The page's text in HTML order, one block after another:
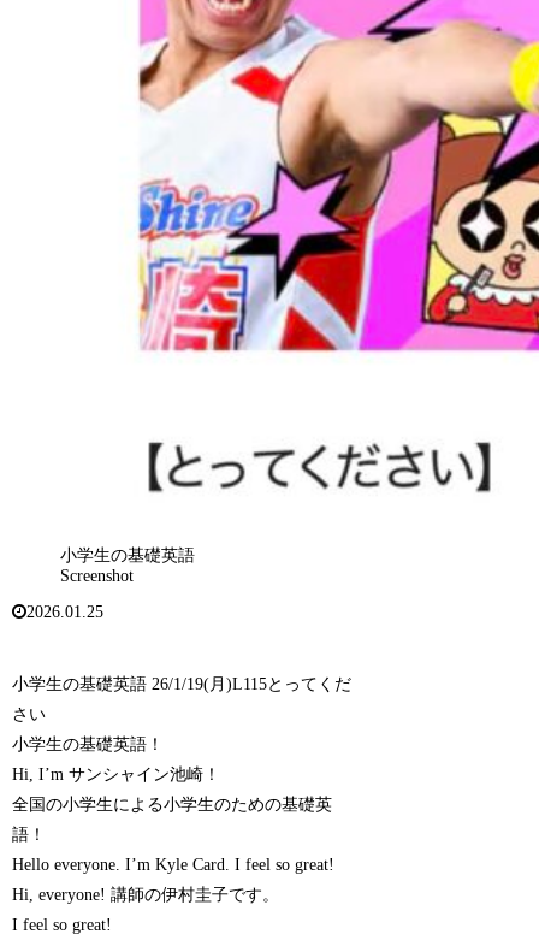
小学生の基礎英語
Screenshot
2026.01.25
小学生の基礎英語 26/1/19(月)L115とってくだ
さい
小学生の基礎英語！
Hi, I’m サンシャイン池崎！
全国の小学生による小学生のための基礎英
語！
Hello everyone. I’m Kyle Card. I feel so great!
Hi, everyone! 講師の伊村圭子です。
I feel so great!